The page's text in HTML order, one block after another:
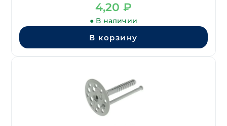
4,20 ₽
● В наличии
В корзину